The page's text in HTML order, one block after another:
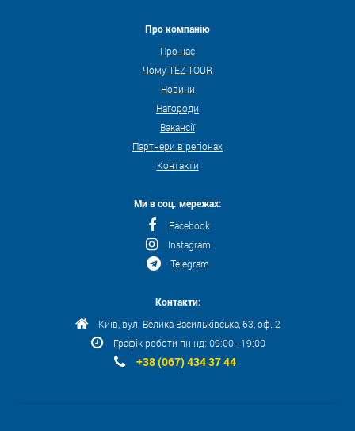
Про компанію
Про нас
Чому TEZ TOUR
Новини
Нагороди
Вакансії
Партнери в регіонах
Контакти
Ми в соц. мережах:
Facebook
Instagram
Telegram
Контакти:
Київ, вул. Велика Васильківська, 63, оф. 2
Графік роботи пн-нд: 09:00 - 19:00
+38 (067) 434 37 44